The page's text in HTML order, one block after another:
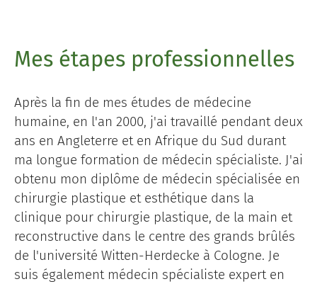
Mes étapes professionnelles
Après la fin de mes études de médecine
humaine, en l'an 2000, j'ai travaillé pendant deux
ans en Angleterre et en Afrique du Sud durant
ma longue formation de médecin spécialiste. J'ai
obtenu mon diplôme de médecin spécialisée en
chirurgie plastique et esthétique dans la
clinique pour chirurgie plastique, de la main et
reconstructive dans le centre des grands brûlés
de l'université Witten-Herdecke à Cologne. Je
suis également médecin spécialiste expert en